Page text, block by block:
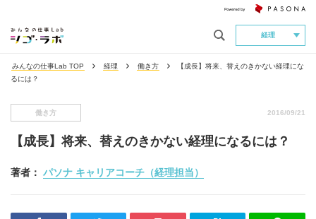
経理
みんなの仕事Lab TOP 経理 働き方
【成長】将来、替えのきかない経理にな
るには？
働き方 2016/09/21
【成長】将来、替えのきかない経理になるには？
著者： パソナ キャリアコーチ（経理担当）